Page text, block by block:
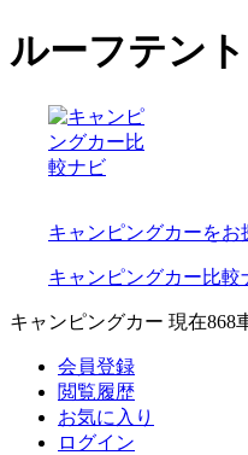
ルーフテン
キャンピングカーをお
キャンピングカー比較
キャンピングカー 現在868
会員登録
閲覧履歴
お気に入り
ログイン